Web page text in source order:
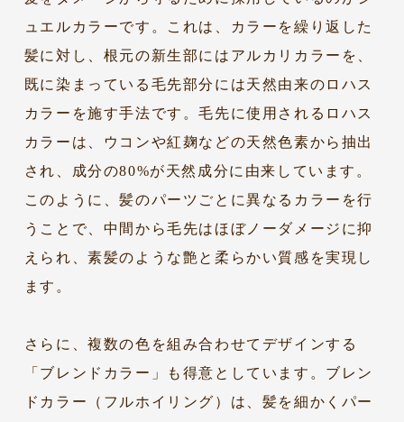
ュエルカラーです。これは、カラーを繰り返した
髪に対し、根元の新生部にはアルカリカラーを、
既に染まっている毛先部分には天然由来のロハス
カラーを施す手法です。毛先に使用されるロハス
カラーは、ウコンや紅麹などの天然色素から抽出
され、成分の80%が天然成分に由来しています。
このように、髪のパーツごとに異なるカラーを行
うことで、中間から毛先はほぼノーダメージに抑
えられ、素髪のような艶と柔らかい質感を実現し
ます。
さらに、複数の色を組み合わせてデザインする
「ブレンドカラー」も得意としています。ブレン
ドカラー（フルホイリング）は、髪を細かくパー